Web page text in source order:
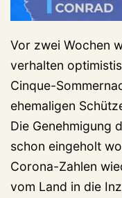
Vor zwei Wochen
verhalten
Cinque-
ehemaligen
Die Genehmigung
schon eingeholt
Corona-Zahlen
vom Land in die